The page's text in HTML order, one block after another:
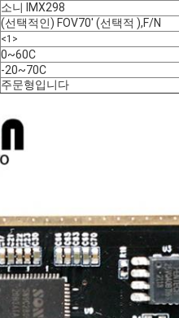
소니 IMX298
(선택적인) FOV70' (선택적 ),F/N
<1>
0~60C
-20~70C
주문형입니다